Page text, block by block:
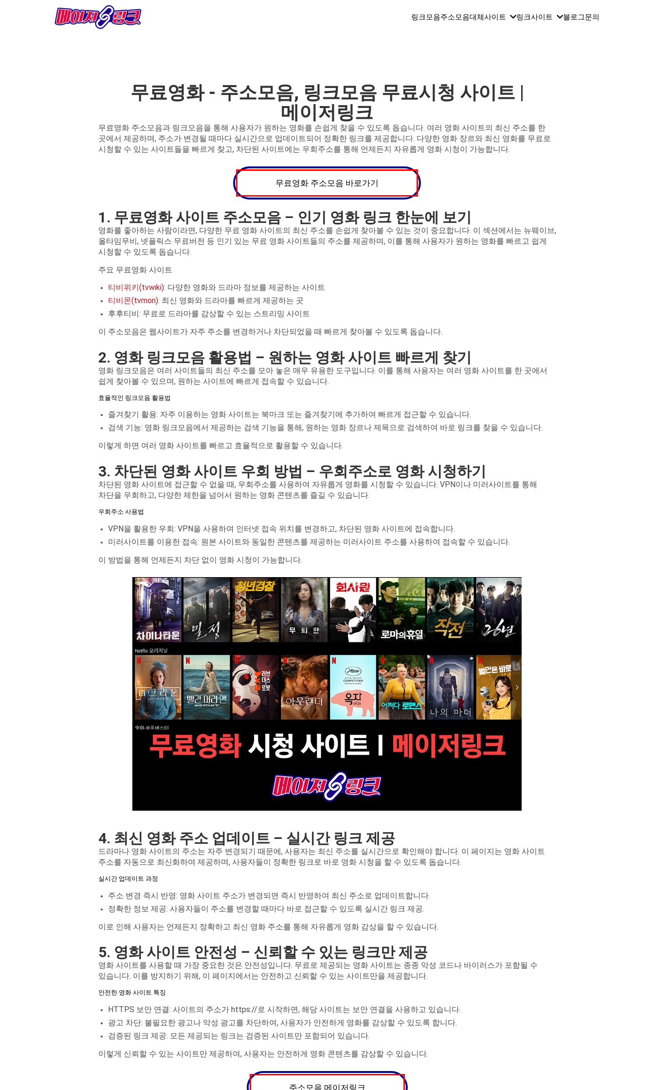
링크모음주소모음대체사이트 링크사이트 블로그문의
무료영화 - 주소모음, 링크모음 무료시청 사이트 |
메이저링크
무료영화 주소모음과 링크모음을 통해 사용자가 원하는 영화를 손쉽게 찾을 수 있도록 돕습니다. 여러 영화 사이트의 최신 주소를 한
곳에서 제공하며, 주소가 변경될 때마다 실시간으로 업데이트되어 정확한 링크를 제공합니다. 다양한 영화 장르와 최신 영화를 무료로
시청할 수 있는 사이트들을 빠르게 찾고, 차단된 사이트에는 우회주소를 통해 언제든지 자유롭게 영화 시청이 가능합니다.
무료영화 주소모음 바로가기
1. 무료영화 사이트 주소모음 – 인기 영화 링크 한눈에 보기
영화를 좋아하는 사람이라면, 다양한 무료 영화 사이트의 최신 주소를 손쉽게 찾아볼 수 있는 것이 중요합니다. 이 섹션에서는 뉴웨이브,
올타임무비, 넷플릭스 무료버전 등 인기 있는 무료 영화 사이트들의 주소를 제공하며, 이를 통해 사용자가 원하는 영화를 빠르고 쉽게
시청할 수 있도록 돕습니다.
주요 무료영화 사이트
티비위키(tvwiki): 다양한 영화와 드라마 정보를 제공하는 사이트
티비몬(tvmon): 최신 영화와 드라마를 빠르게 제공하는 곳
후후티비: 무료로 드라마를 감상할 수 있는 스트리밍 사이트
이 주소모음은 웹사이트가 자주 주소를 변경하거나 차단되었을 때 빠르게 찾아볼 수 있도록 돕습니다.
2. 영화 링크모음 활용법 – 원하는 영화 사이트 빠르게 찾기
영화 링크모음은 여러 사이트들의 최신 주소를 모아 놓은 매우 유용한 도구입니다. 이를 통해 사용자는 여러 영화 사이트를 한 곳에서
쉽게 찾아볼 수 있으며, 원하는 사이트에 빠르게 접속할 수 있습니다.
효율적인 링크모음 활용법
즐겨찾기 활용: 자주 이용하는 영화 사이트는 북마크 또는 즐겨찾기에 추가하여 빠르게 접근할 수 있습니다.
검색 기능: 영화 링크모음에서 제공하는 검색 기능을 통해, 원하는 영화 장르나 제목으로 검색하여 바로 링크를 찾을 수 있습니다.
이렇게 하면 여러 영화 사이트를 빠르고 효율적으로 활용할 수 있습니다.
3. 차단된 영화 사이트 우회 방법 – 우회주소로 영화 시청하기
차단된 영화 사이트에 접근할 수 없을 때, 우회주소를 사용하여 자유롭게 영화를 시청할 수 있습니다. VPN이나 미러사이트를 통해
차단을 우회하고, 다양한 제한을 넘어서 원하는 영화 콘텐츠를 즐길 수 있습니다.
우회주소 사용법
VPN을 활용한 우회: VPN을 사용하여 인터넷 접속 위치를 변경하고, 차단된 영화 사이트에 접속합니다.
미러사이트를 이용한 접속: 원본 사이트와 동일한 콘텐츠를 제공하는 미러사이트 주소를 사용하여 접속할 수 있습니다.
이 방법을 통해 언제든지 차단 없이 영화 시청이 가능합니다.
4. 최신 영화 주소 업데이트 – 실시간 링크 제공
드라마나 영화 사이트의 주소는 자주 변경되기 때문에, 사용자는 최신 주소를 실시간으로 확인해야 합니다. 이 페이지는 영화 사이트
주소를 자동으로 최신화하여 제공하며, 사용자들이 정확한 링크로 바로 영화 시청을 할 수 있도록 돕습니다.
실시간 업데이트 과정
주소 변경 즉시 반영: 영화 사이트 주소가 변경되면 즉시 반영하여 최신 주소로 업데이트합니다.
정확한 정보 제공: 사용자들이 주소를 변경할 때마다 바로 접근할 수 있도록 실시간 링크 제공.
이로 인해 사용자는 언제든지 정확하고 최신 영화 주소를 통해 자유롭게 영화 감상을 할 수 있습니다.
5. 영화 사이트 안전성 – 신뢰할 수 있는 링크만 제공
영화 사이트를 사용할 때 가장 중요한 것은 안전성입니다. 무료로 제공되는 영화 사이트는 종종 악성 코드나 바이러스가 포함될 수
있습니다. 이를 방지하기 위해, 이 페이지에서는 안전하고 신뢰할 수 있는 사이트만을 제공합니다.
안전한 영화 사이트 특징
HTTPS 보안 연결: 사이트의 주소가 https://로 시작하면, 해당 사이트는 보안 연결을 사용하고 있습니다.
광고 차단: 불필요한 광고나 악성 광고를 차단하여, 사용자가 안전하게 영화를 감상할 수 있도록 합니다.
검증된 링크 제공: 모든 제공되는 링크는 검증된 사이트만 포함되어 있습니다.
이렇게 신뢰할 수 있는 사이트만 제공하여, 사용자는 안전하게 영화 콘텐츠를 감상할 수 있습니다.
주소모음 메이저링크